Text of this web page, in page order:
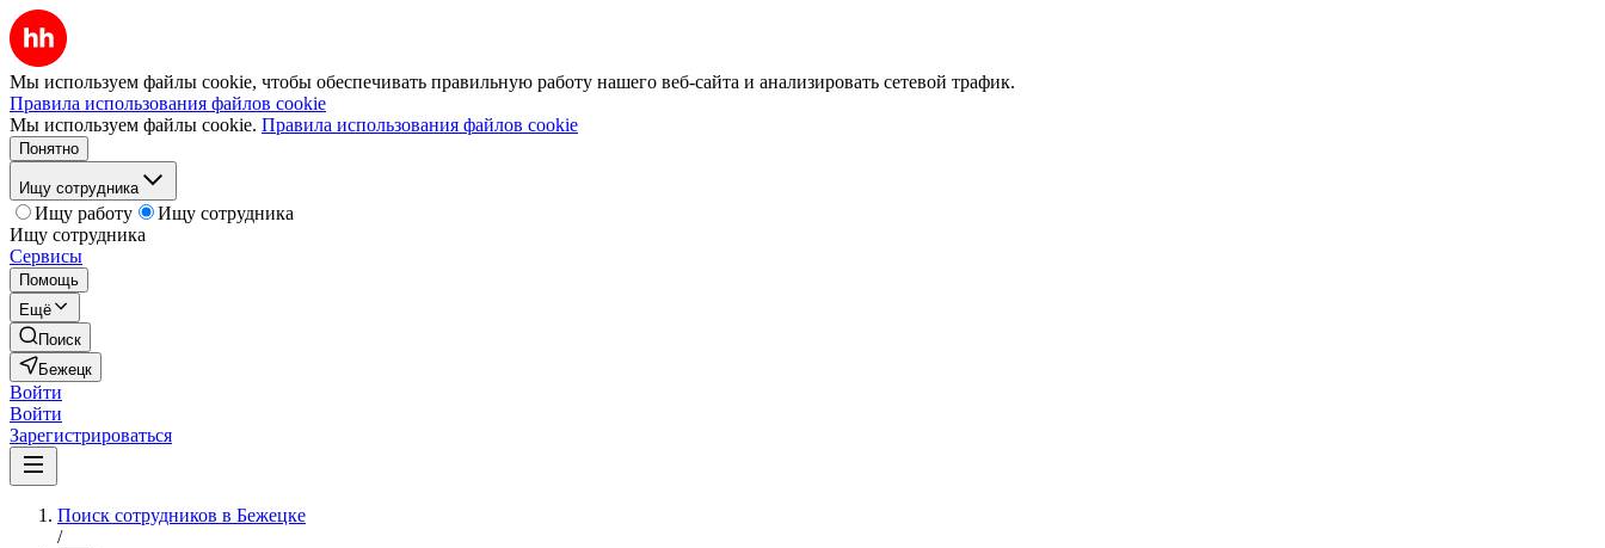
Мы используем файлы cookie, чтобы обеспечивать правильную работу нашего веб-сайта и анализировать сетевой трафик.
Правила использования файлов cookie
Мы используем файлы cookie. Правила использования файлов cookie
Понятно
Ищу сотрудника
Ищу работу
Ищу сотрудника
Ищу сотрудника
Сервисы
Помощь
Ещё
Поиск
Бежецк
Войти
Войти
Зарегистрироваться
Поиск сотрудников в Бежецке
/